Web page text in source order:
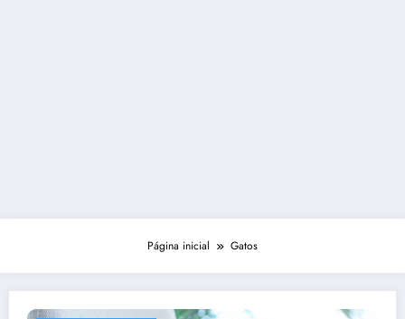
Página inicial Gatos